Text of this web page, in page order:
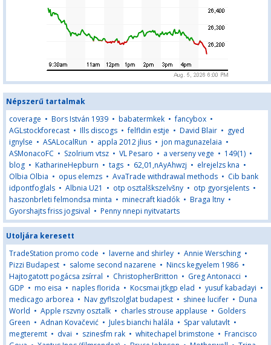
Népszerű tartalmak
coverage • Bors István 1939 • babatermkek •fancybox •
AGLstockforecast • Ills discogs •felfldin estje • David Blair • gyed
ignylse • ASALocalRun • appla 2012 jlius • jon magunazelaia •
ASMonacoFC • Szolrium vtsz • VL Pesaro • a verseny vege • 149(1) •
blog • KatharineHepburn • tags • 62,01,nAyAhwzj • elrejelzs kna •
Olbia Olbia • opus elemzs • AvaTrade withdrawal methods • Cib bank
idpontfoglals • Albnia U21 • otp osztalškszelvšny • otp gyorsjelents •
haszonbrleti felmondsa minta • minecraft kiadók • Braga ltny •
Gyorshajts friss jogsival • Penny nnepi nyitvatarts
Utoljára keresett
TradeStation promo code • laverne and shirley • Annie Wersching •
Pizzi Budapest • salome second nazarene • Nincs kegyelem 1986 •
Hajtogatott pogácsa zsírral • ChristopherBritton • Greg Antonacci •
GDP • mo eisa • naples florida • Kocsmai jtkgp elad • yusuf kabadayi •
medicago arborea • Nav gyflszolglat budapest • shinee lucifer • Duna
World • Apple rszvny osztalk • charles strouse applause • Golders
Green • Adnan Kovačević • Jules bianchi halála • Spar valutavlt •
megteremt • dvai • szinesfm rak • whitechapel brimstone • Francisco